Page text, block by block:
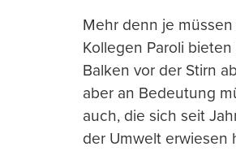
Mehr denn je
Kollegen Paroli
Balken vor der Stirn
aber an Bedeutung
auch, die sich seit
der Umwelt erwiesen